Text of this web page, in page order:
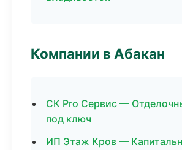
Компании в Абакан
СК Pro Сервис —
под ключ
ИП Этаж Кров —